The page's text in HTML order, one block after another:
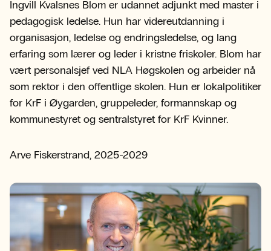
Ingvill Kvalsnes Blom er udannet adjunkt med master i
pedagogisk ledelse. Hun har videreutdanning i
organisasjon, ledelse og endringsledelse, og lang
erfaring som lærer og leder i kristne friskoler. Blom har
vært personalsjef ved NLA Høgskolen og arbeider nå
som rektor i den offentlige skolen. Hun er lokalpolitiker
for KrF i Øygarden, gruppeleder, formannskap og
kommunestyret og sentralstyret for KrF Kvinner.
Arve Fiskerstrand, 2025-2029